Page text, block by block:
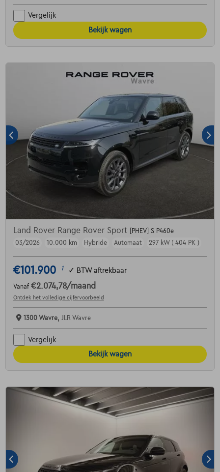
Vergelijk
Bekijk wagen
Land Rover Range Rover Sport
[PHEV] S P460e
03/2026
10.000 km Hybride Automaat 297 kW ( 404 PK )
€101.900 1 ✓ BTW aftrekbaar
Vanaf €2.074,78/maand
Ontdek het volledige cijfervoorbeeld
1300 Wavre, JLR Wavre
Vergelijk
Bekijk wagen